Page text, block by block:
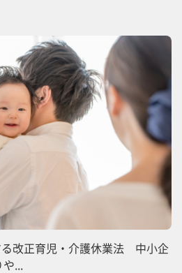
改正育児・介護休業法 中小企
...